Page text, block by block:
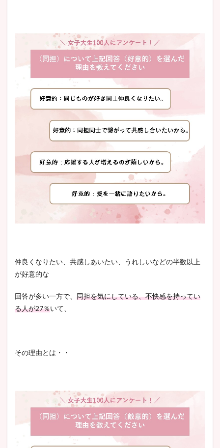
仲良くなりたい、共感しあいたい、うれしいなどの半数以上
が好意的な
回答が多い一方で、 同担を気にしている、不快感を持ってい
る人が27％いて、
その理由とは・・